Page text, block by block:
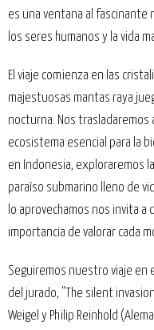
es una ventana al fascinante
los seres humanos y la vida
El viaje comienza en las
majestuosas mantas raya
nocturna. Nos trasladaremos
ecosistema esencial para la
en Indonesia, exploraremos
paraíso submarino lleno de
lo aprovechamos nos invita a
importancia de valorar cada
Seguiremos nuestro viaje en
del jurado, "The silent
Weigel y Philip Reinhold